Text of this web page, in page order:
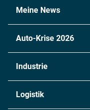
Meine News
Auto-Krise 2026
Industrie
Logistik